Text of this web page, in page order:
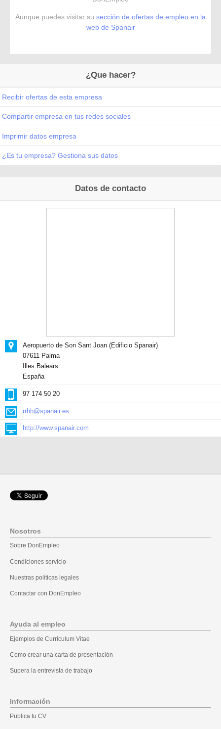
Aunque puedes visitar su sección de ofertas de empleo en la
web de Spanair
¿Que hacer?
Recibir ofertas de esta empresa
Compartir empresa en tus redes sociales
Imprimir datos empresa
¿Es tu empresa? Gestiona sus datos
Datos de contacto
Aeropuerto de Son Sant Joan (Edificio Spanair)
07611 Palma
Illes Balears
España
97 174 50 20
rrhh@spanair.es
http://www.spanair.com
Nosotros
Sobre DonEmpleo
Condiciones servicio
Nuestras políticas legales
Contactar con DonEmpleo
Ayuda al empleo
Ejemplos de Currículum Vitae
Como crear una carta de presentación
Supera la entrevista de trabajo
Información
Publica tu CV